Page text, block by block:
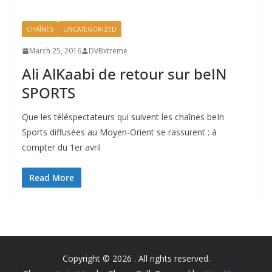
CHAÎNES UNCATEGORIZED
March 25, 2016 DVBxtreme
Ali AlKaabi de retour sur beIN
SPORTS
Que les téléspectateurs qui suivent les chaînes beIn
Sports diffusées au Moyen-Orient se rassurent : à
compter du 1er avril
Read More
Copyright © 2026 . All rights reserved.